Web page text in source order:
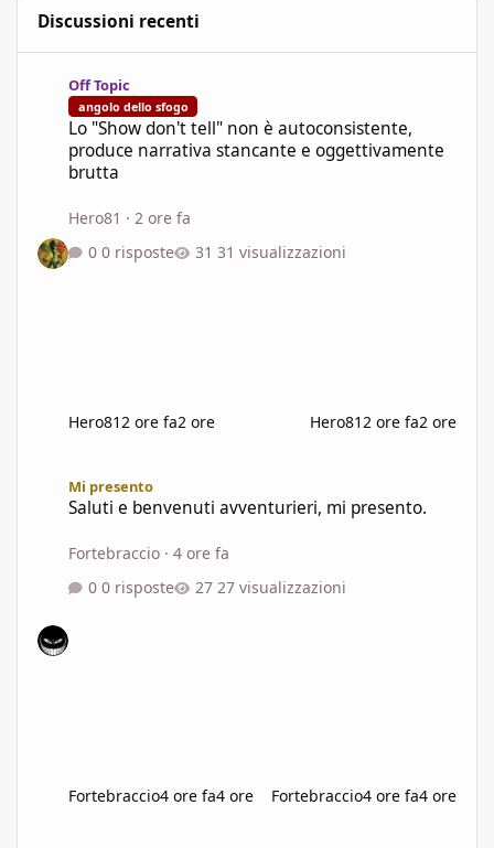
Discussioni recenti
Off Topic
angolo dello sfogo
Lo "Show don't tell" non è autoconsistente,
produce narrativa stancante e oggettivamente
brutta
Hero81 ·2 ore fa
0 risposte
31 visualizzazioni
Hero812 ore fa2 ore Hero812 ore fa2 ore
Mi presento
Saluti e benvenuti avventurieri, mi presento.
Fortebraccio ·4 ore fa
0 risposte
27 visualizzazioni
Fortebraccio4 ore fa4 ore Fortebraccio4 ore fa4 ore